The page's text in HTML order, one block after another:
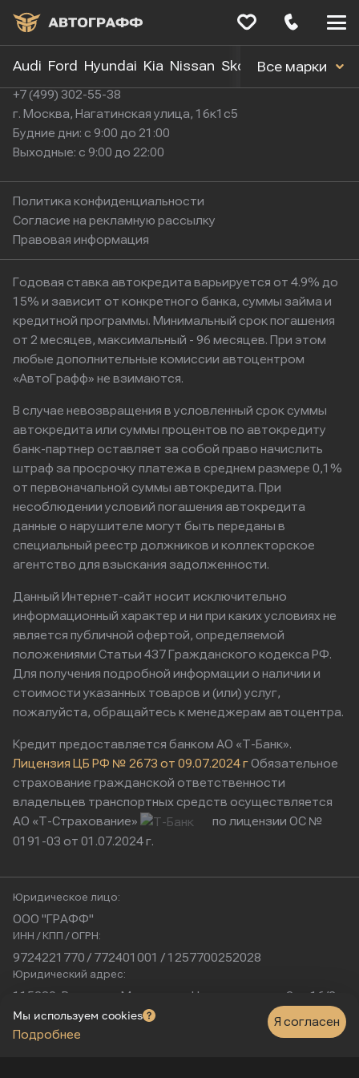
Audi Ford Hyundai Kia Nissan Skoda Toyota
Все марки
+7 (499) 302-55-38
г. Москва, Нагатинская улица, 16к1с5
Будние дни: с 9:00 до 21:00
Выходные: с 9:00 до 22:00
Политика конфиденциальности
Согласие на рекламную рассылку
Правовая информация
Годовая ставка автокредита варьируется от 4.9% до
15% и зависит от конкретного банка, суммы займа и
кредитной программы. Минимальный срок погашения
от 2 месяцев, максимальный - 96 месяцев. При этом
любые дополнительные комиссии автоцентром
«АвтоГрафф» не взимаются.
В случае невозвращения в условленный срок суммы
автокредита или суммы процентов по автокредиту
банк-партнер оставляет за собой право начислить
штраф за просрочку платежа в среднем размере 0,1%
от первоначальной суммы автокредита. При
несоблюдении условий погашения автокредита
данные о нарушителе могут быть переданы в
специальный реестр должников и коллекторское
агентство для взыскания задолженности.
Данный Интернет-сайт носит исключительно
информационный характер и ни при каких условиях не
является публичной офертой, определяемой
положениями Статьи 437 Гражданского кодекса РФ.
Для получения подробной информации о наличии и
стоимости указанных товаров и (или) услуг,
пожалуйста, обращайтесь к менеджерам автоцентра.
Кредит предоставляется банком АО «Т-Банк».
Лицензия ЦБ РФ № 2673 от 09.07.2024 гОбязательное
страхование гражданской ответственности
владельцев транспортных средств осуществляется
АО «Т-Страхование»
по лицензии ОС №
0191-03 от 01.07.2024 г.
Юридическое лицо:
ООО "ГРАФФ"
ИНН / КПП / ОГРН:
9724221770 / 772401001 / 1257700252028
Юридический адрес:
115230, Россия, г. Москва, ул. Нагатинская, д. 2, п. 16/2
Физический адрес:
г. Москва, Нагатинская улица, 16к1с5
Мы используем cookies
Подробнее
Я согласен